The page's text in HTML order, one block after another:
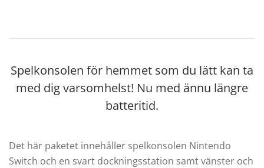
Spelkonsolen för hemmet som du lätt kan ta
med dig varsomhelst! Nu med ännu längre
batteritid.
Det här paketet innehåller spelkonsolen Nintendo
Switch och en svart dockningsstation samt vänster och